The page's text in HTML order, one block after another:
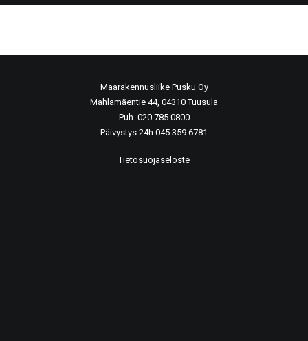
Maarakennusliike Pusku Oy
Mahlamäentie 44, 04310 Tuusula
Puh. 020 785 0800
Päivystys 24h 045 359 6781
Tietosuojaseloste